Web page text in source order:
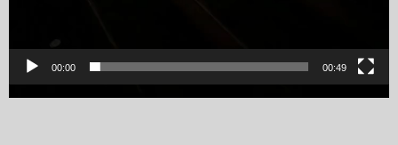
00:00 00:49